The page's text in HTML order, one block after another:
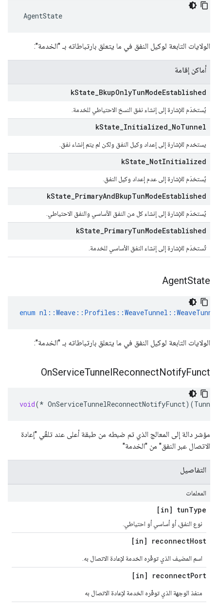
AgentState
الولايات التابعة لوكيل النفق في ما يتعلق بارتباطاته بـ "الخدمة":
أماكن إقامة
kState BkupOnlyTunModeEstablished
يُستخدَم للإشارة إلى إنشاء نفق النسخ الاحتياطي للخدمة.
kState Initialized NoTunnel
يستخدم للإشارة إلى إعداد وكيل النفق ولكن لم يتم إنشاء نفق.
kState NotInitialized
يُستخدَم للإشارة إلى عدم إعداد وكيل النفق.
kState PrimaryAndBkupTunModeEstablished
يُستخدَم للإشارة إلى إنشاء كل من النفق الأساسي والنفق الاحتياطي.
kState PrimaryTunModeEstablished
تُستخدَم للإشارة إلى إنشاء النفق الأساسي للخدمة.
AgentState
enum nl ::Weave :: Profiles ::WeaveTunnel ::
الولايات التابعة لوكيل النفق في ما يتعلق بارتباطاته بـ "الخدمة":
OnServiceTunnelReconnectNotifyFunct
void(* OnServiceTunnelReconnectNotifyFunct)(
مؤشر دالة إلى المعالج الذي تم ضبطه من طبقة أعلى عند تلقّي "إعادة
الاتصال عبر النفق" من "الخدمة"
التفاصيل
المعلمات
[in] tunType
نوع النفق، أو أساسي أو احتياطي.
[in] reconnectHost
اسم المضيف الذي توفّره الخدمة لإعادة الاتصال به.
[in] reconnectPort
منفذ الوجهة الذي توفّره الخدمة لإعادة الاتصال به